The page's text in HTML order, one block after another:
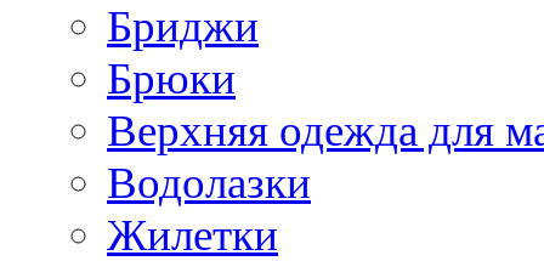
Бриджи
Брюки
Верхняя одежда для
Водолазки
Жилетки